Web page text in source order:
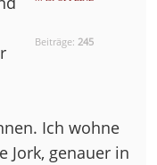
Beiträge: 245
Ich wohne
Jork, genauer in